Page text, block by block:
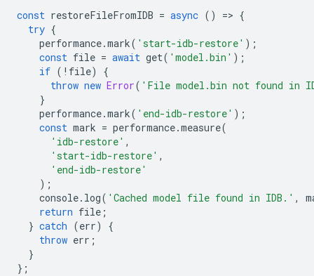
const restoreFileFromIDB = async () => {
try {
performance.mark( 'start-idb-restore' );
const file = await get( 'model.bin' );
if ( ! file)
{
throw new Error( 'File model.bin not found in
}
performance.mark( 'end-idb-restore' );
const mark = performance.measure(
'idb-restore' ,
'start-idb-restore' ,
'end-idb-restore'
);
console. log( 'Cached model file found in IDB.' ,
return file ;
} catch (err)
{
throw err ;
}
};